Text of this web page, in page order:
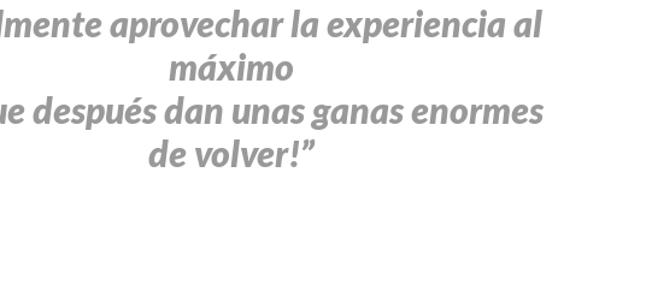
aprovechar la experiencia al
máximo
después dan unas ganas enormes
de volver!”